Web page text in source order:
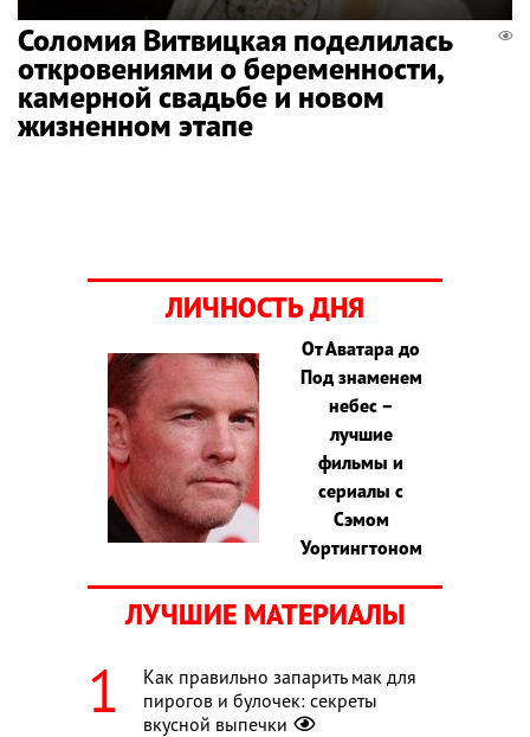
Соломия Витвицкая поделилась
откровениями о беременности,
камерной свадьбе и новом
жизненном этапе
ЛИЧНОСТЬ ДНЯ
От Аватара до
Под знаменем
небес –
лучшие
фильмы и
сериалы с
Сэмом
Уортингтоном
ЛУЧШИЕ МАТЕРИАЛЫ
Как правильно запарить мак для
пирогов и булочек: секреты
вкусной выпечки